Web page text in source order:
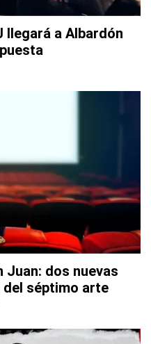
llegará a Albardón
Juan: dos nuevas
séptimo arte